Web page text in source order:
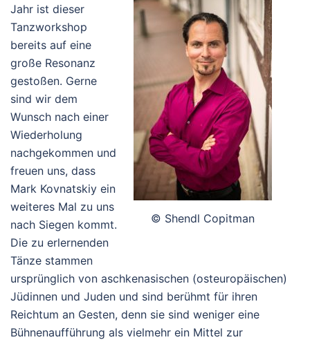
© Shendl Copitman
Jahr ist dieser
Tanzworkshop
bereits auf eine
große Resonanz
gestoßen. Gerne
sind wir dem
Wunsch nach einer
Wiederholung
nachgekommen und
freuen uns, dass
Mark Kovnatskiy ein
weiteres Mal zu uns
nach Siegen kommt.
Die zu erlernenden
Tänze stammen
ursprünglich von aschkenasischen (osteuropäischen)
Jüdinnen und Juden und sind berühmt für ihren
Reichtum an Gesten, denn sie sind weniger eine
Bühnenaufführung als vielmehr ein Mittel zur